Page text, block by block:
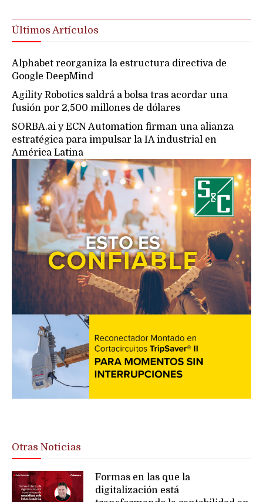
Últimos Artículos
Alphabet reorganiza la estructura directiva de
Google DeepMind
Agility Robotics saldrá a bolsa tras acordar una
fusión por 2,500 millones de dólares
SORBA.ai y ECN Automation firman una alianza
estratégica para impulsar la IA industrial en
América Latina
Otras Noticias
Formas en las que la
digitalización está